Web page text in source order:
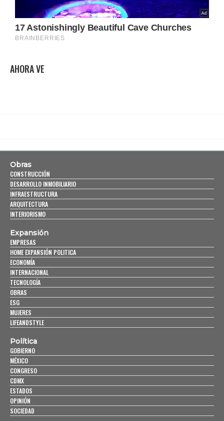
AHORA VE
Obras
CONSTRUCCIÓN
DESARROLLO INMOBILIARIO
INFRAESTRUCTURA
ARQUITECTURA
INTERIORISMO
Expansión
EMPRESAS
HOME EXPANSIÓN POLITICA
ECONOMÍA
INTERNACIONAL
TECNOLOGÍA
OBRAS
ESG
MUJERES
LIFEANDSTYLE
Política
GOBIERNO
MÉXICO
CONGRESO
CDMX
ESTADOS
OPINIÓN
SOCIEDAD